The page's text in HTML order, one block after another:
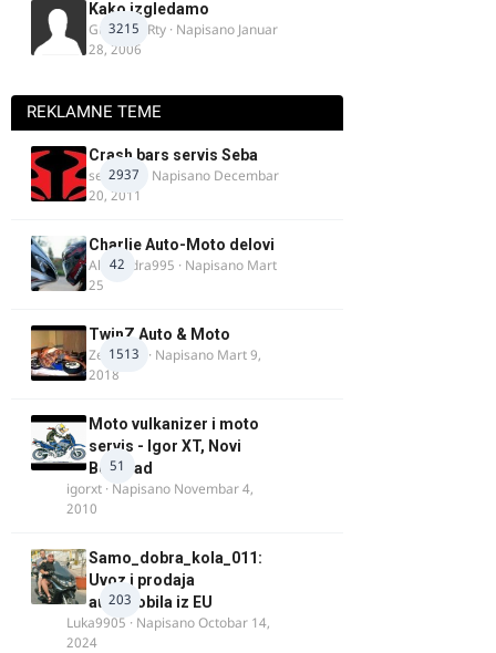
3215
Kako izgledamo
Guest diRRty · Napisano Januar
28, 2006
REKLAMNE TEME
2937
Crash bars servis Seba
seba011 · Napisano Decembar
20, 2011
42
Charlie Auto-Moto delovi
Alexandra995 · Napisano Mart
25
1513
TwinZ Auto & Moto
Zeljkamp · Napisano Mart 9,
2018
51
Moto vulkanizer i moto
servis - Igor XT, Novi
Beograd
igorxt · Napisano Novembar 4,
2010
203
Samo_dobra_kola_011:
Uvoz i prodaja
automobila iz EU
Luka9905 · NapisanoOctobar 14,
2024